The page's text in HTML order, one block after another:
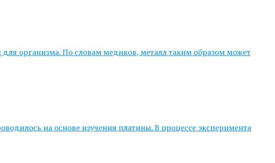
организма. По словам медиков, металл таким образом может
на основе изучения платины. В процессе эксперимента